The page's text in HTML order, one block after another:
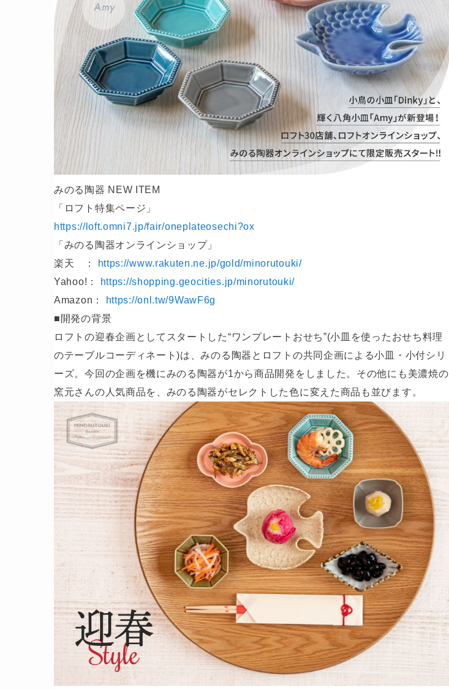
みのる陶器 NEW ITEM
「ロフト特集ページ」
https://loft.omni7.jp/fair/oneplateosechi?ox
「みのる陶器オンラインショップ」
楽天 ：
https://www.rakuten.ne.jp/gold/minorutouki/
Yahoo!：
https://shopping.geocities.jp/minorutouki/
Amazon：
https://onl.tw/9WawF6g
■開発の背景
ロフトの迎春企画としてスタートした“ワンプレートおせち”(小皿を使ったおせち料理
のテーブルコーディネート)は、みのる陶器とロフトの共同企画による小皿・小付シリ
ーズ。今回の企画を機にみのる陶器が1から商品開発をしました。その他にも美濃焼の
窯元さんの人気商品を、みのる陶器がセレクトした色に変えた商品も並びます。